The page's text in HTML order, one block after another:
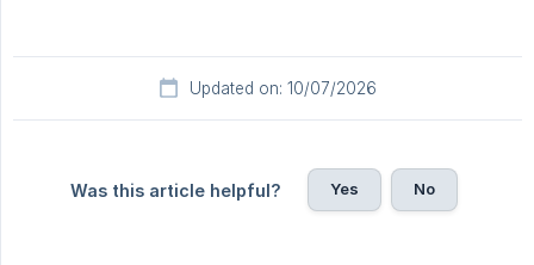
Updated on: 10/07/2026
Was this article helpful? Yes No